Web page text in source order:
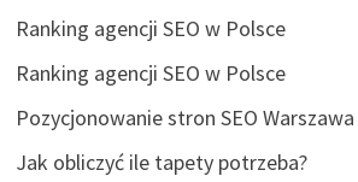
Ranking agencji SEO w Polsce
Ranking agencji SEO w Polsce
Pozycjonowanie stron SEO Warszawa
Jak obliczyć ile tapety potrzeba?